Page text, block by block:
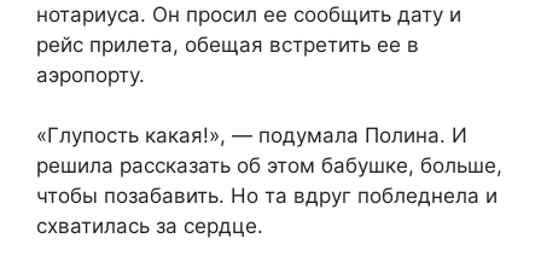
нотариуса. Он просил ее сообщить дату и
рейс прилета, обещая встретить ее в
аэропорту.
«Глупость какая!», — подумала Полина. И
решила рассказать об этом бабушке, больше,
чтобы позабавить. Но та вдруг побледнела и
схватилась за сердце.